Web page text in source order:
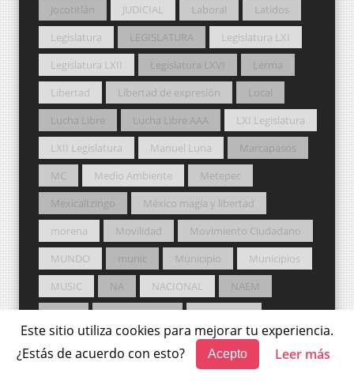
Este sitio utiliza cookies para mejorar tu experiencia.
¿Estás de acuerdo con esto?
Acepto Leer más
Jocotitlán
JUDICIAL Laboral
Latidos
Legislatura
LEGISLATURA
Legislatura LXI
Legislatura LXII
Legislatura LXVI
Lerma
Libertad
Libertad de expresión
Local
Lucha Libre
Lucha Libre AAA
LXI Legislatura
LXII Legislatura
Manuel Luna
Marcapasos
MC
Medio Ambiente
Metepec
Mexicaltzingo
México magia y libertad
morena
Movilidad
Movimiento Ciudadano
MUNDO
munic Municipio
Municipios
MUSIC
NA NACIONAL
NAEM
NASA
Nueva Alianza
Ocoyoacac
Otzolotepec
PAN
PJEM Podcast